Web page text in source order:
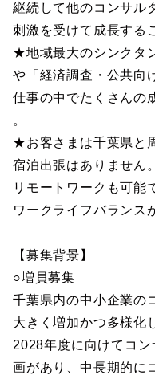
継続して他のコンサル
刺激を受けて成長する
★地域最大のシンクタ
や「経済調査・公共向
仕事の中でたくさんの
。
★お客さまは千葉県と
宿泊出張はありません
リモートワークも可能
ワークライフバランス
【募集背景】
○増員募集
千葉県内の中小企業の
大きく増加かつ多様化
2028年度に向けてコ
画があり、中長期的に